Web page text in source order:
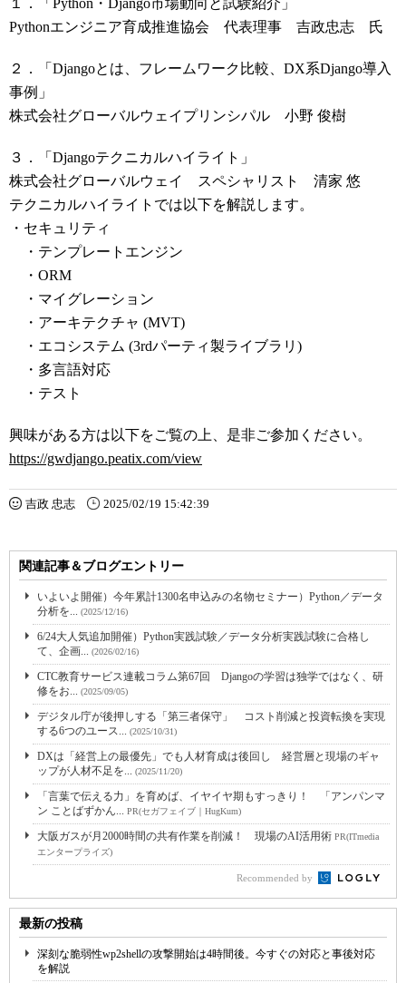
１．「Python・Django市場動向と試験紹介」
Pythonエンジニア育成推進協会 代表理事 吉政忠志 氏
２．「Djangoとは、フレームワーク比較、DX系Django導入
事例」
株式会社グローバルウェイプリンシパル 小野 俊樹
３．「Djangoテクニカルハイライト」
株式会社グローバルウェイ スペシャリスト 清家 悠
テクニカルハイライトでは以下を解説します。
・セキュリティ
・テンプレートエンジン
・ORM
・マイグレーション
・アーキテクチャ (MVT)
・エコシステム (3rdパーティ製ライブラリ)
・多言語対応
・テスト
興味がある方は以下をご覧の上、是非ご参加ください。
https://gwdjango.peatix.com/view
吉政 忠志 2025/02/19 15:42:39
関連記事＆ブログエントリー
いよいよ開催）今年累計1300名申込みの名物セミナー）Python／データ
分析を... (2025/12/16)
6/24大人気追加開催）Python実践試験／データ分析実践試験に合格し
て、企画... (2026/02/16)
CTC教育サービス連載コラム第67回 Djangoの学習は独学ではなく、研
修をお... (2025/09/05)
デジタル庁が後押しする「第三者保守」 コスト削減と投資転換を実現
する6つのユース... (2025/10/31)
DXは「経営上の最優先」でも人材育成は後回し 経営層と現場のギャ
ップが人材不足を... (2025/11/20)
「言葉で伝える力」を育めば、イヤイヤ期もすっきり！ 「アンパンマ
ン ことばずかん... PR(セガフェイブ｜HugKum)
大阪ガスが月2000時間の共有作業を削減！ 現場のAI活用術 PR(ITmedia
エンタープライズ)
Recommended by
最新の投稿
深刻な脆弱性wp2shellの攻撃開始は4時間後。今すぐの対応と事後対応
を解説